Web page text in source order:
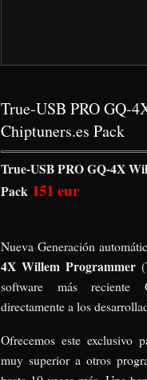
True-USB PRO GQ-
Chiptuners.es Pack
True-USB PRO GQ-4X
Pack 151 eur
Nueva Generación
4X Willem Programmer
software más reciente
directamente a los
Ofrecemos este exclusivo
muy superior a otros